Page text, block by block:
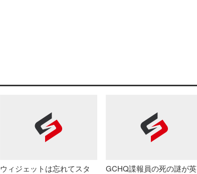
ウィジェットは忘れてスタ
GCHQ諜報員の死の謎が英